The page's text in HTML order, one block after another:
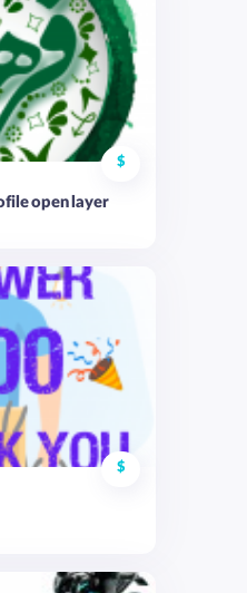
$
open layer
$